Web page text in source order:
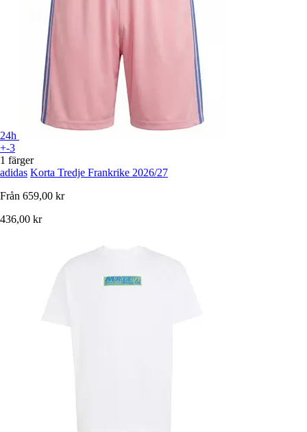
24h
+-3
1 färger
adidas Korta Tredje Frankrike 2026/27
Från 659,00 kr
436,00 kr